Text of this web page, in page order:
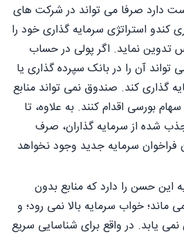
دارد صرفا می تواند در شرکت های
کندو استراتژی سرمایه گذاری خود را
تدوین نماید. اگر پولی در حساب
آن را در بانک سپرده گذاری یا
گذاری کند. صندوق نمی تواند منابع
بورسی اقدام کنند. به علاوه، تا
منابع جذب شده از سرمایه گذاران، صرف
فراخوان سرمایه جدید وجود نخواهد
این حسن را دارد که منابع بدون
ماند؛ خواب سرمایه بالا نمی رود؛ و
یابد. در واقع برای شناسایی سریع